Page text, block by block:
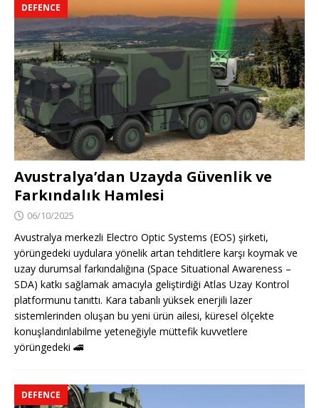
DEFENCE
Avustralya’dan Uzayda Güvenlik ve
Farkındalık Hamlesi
06/10/2025
Avustralya merkezli Electro Optic Systems (EOS) şirketi,
yörüngedeki uydulara yönelik artan tehditlere karşı koymak ve
uzay durumsal farkındalığına (Space Situational Awareness –
SDA) katkı sağlamak amacıyla geliştirdiği Atlas Uzay Kontrol
platformunu tanıttı. Kara tabanlı yüksek enerjili lazer
sistemlerinden oluşan bu yeni ürün ailesi, küresel ölçekte
konuşlandırılabilme yeteneğiyle müttefik kuvvetlere
yörüngedeki 🚄
DEFENCE